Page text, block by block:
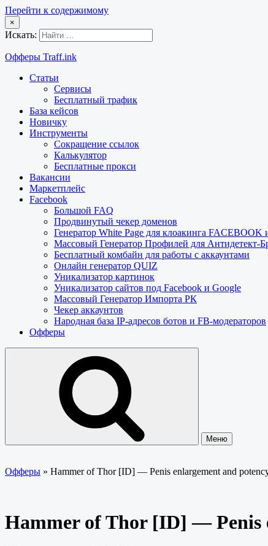
Перейти к содержимому
×
Искать:
Офферы Traff.ink
Статьи
Сервисы
Бесплатный трафик
База кейсов
Новичку
Инструменты
Сокращение ссылок
Калькулятор
Бесплатные прокси
Вакансии
Маркетплейс
Facebook
Большой FAQ
Продвинутый чекер доменов
Генератор White Page для клоакинга FACEBOOK
Массовый Генератор Профилей для Антидетект-
Бесплатный комбайн для работы с аккаунтами
Онлайн генератор QUIZ
Уникализатор картинок
Уникализатор сайтов под Facebook и Google
Массовый Генератор Импорта РК
Чекер аккаунтов
Народная база IP-адресов ботов и FB-модераторов
Офферы
Меню
Офферы » Hammer of Thor [ID] — Penis enlargement and
Hammer of Thor [ID] — Penis